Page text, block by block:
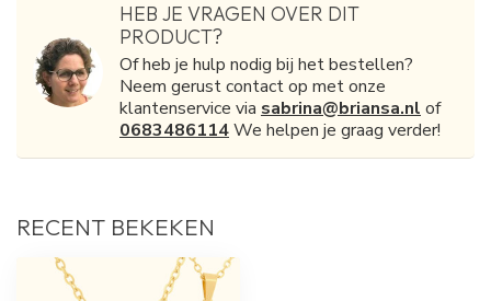
HEB JE VRAGEN OVER DIT
PRODUCT?
Of heb je hulp nodig bij het bestellen?
Neem gerust contact op met onze
klantenservice via sabrina@briansa.nl of
0683486114We helpen je graag verder!
RECENT BEKEKEN